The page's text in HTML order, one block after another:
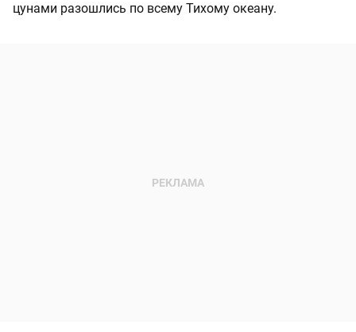
цунами разошлись по всему Тихому океану.